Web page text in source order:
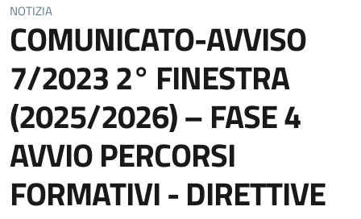
NOTIZIA
COMUNICATO-AVVISO
7/2023 2° FINESTRA
(2025/2026) – FASE 4
AVVIO PERCORSI
FORMATIVI - DIRETTIVE